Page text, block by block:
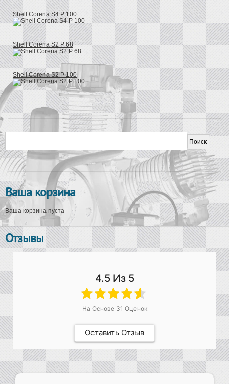
Shell Corena S4 P 100
Shell Corena S2 P 68
Shell Corena S2 P 100
Ваша корзина
Ваша корзина пуста
Отзывы
4.5Из 5
На Основе 31 Оценок
Оставить Отзыв